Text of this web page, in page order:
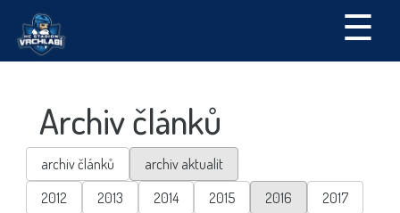
☰
Archiv článků
archiv článků
archiv aktualit
2012
2013 2014 2015 2016
2017